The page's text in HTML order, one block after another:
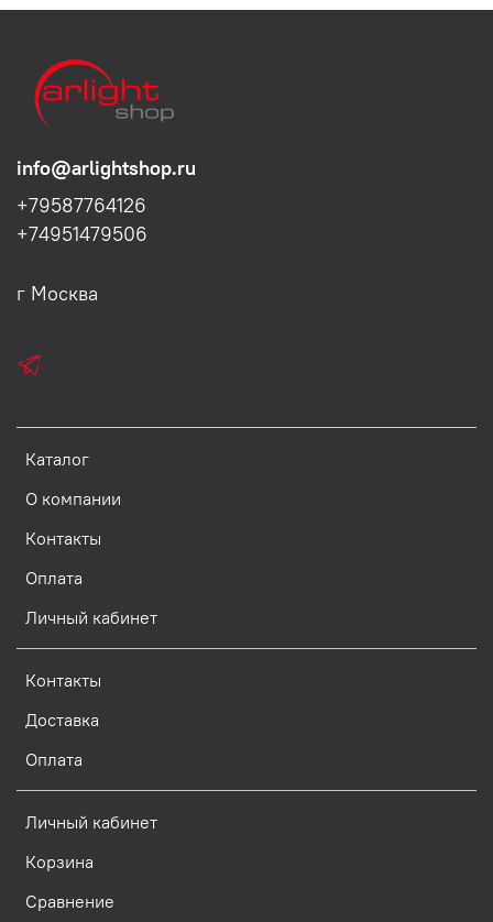
Каталог
О компании
Контакты
Оплата
Личный кабинет
Контакты
Доставка
Оплата
Личный кабинет
Корзина
Сравнение
info@arlightshop.ru
+79587764126
+74951479506
г Москва